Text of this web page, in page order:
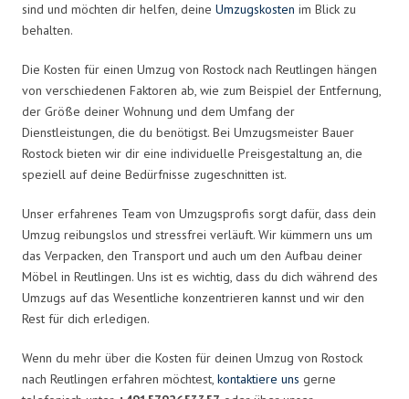
sind und möchten dir helfen, deine Umzugskosten im Blick zu
behalten.
Die Kosten für einen Umzug von Rostock nach Reutlingen hängen
von verschiedenen Faktoren ab, wie zum Beispiel der Entfernung,
der Größe deiner Wohnung und dem Umfang der
Dienstleistungen, die du benötigst. Bei Umzugsmeister Bauer
Rostock bieten wir dir eine individuelle Preisgestaltung an, die
speziell auf deine Bedürfnisse zugeschnitten ist.
Unser erfahrenes Team von Umzugsprofis sorgt dafür, dass dein
Umzug reibungslos und stressfrei verläuft. Wir kümmern uns um
das Verpacken, den Transport und auch um den Aufbau deiner
Möbel in Reutlingen. Uns ist es wichtig, dass du dich während des
Umzugs auf das Wesentliche konzentrieren kannst und wir den
Rest für dich erledigen.
Wenn du mehr über die Kosten für deinen Umzug von Rostock
nach Reutlingen erfahren möchtest, kontaktiere uns gerne